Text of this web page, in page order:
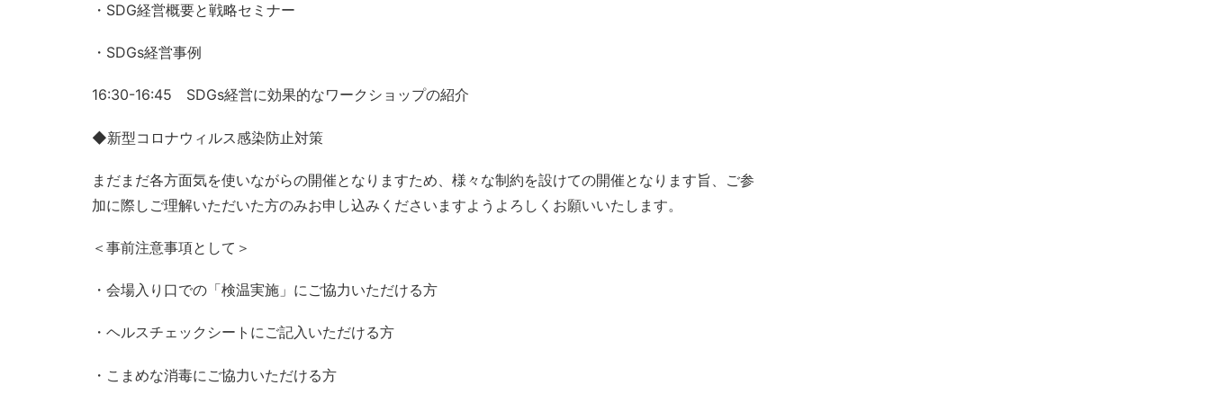
・SDG経営概要と戦略セミナー
・SDGs経営事例
16:30-16:45 SDGs経営に効果的なワークショップの紹介
◆新型コロナウィルス感染防止対策
まだまだ各方面気を使いながらの開催となりますため、様々な制約を設けての開催となります旨、ご参
加に際しご理解いただいた方のみお申し込みくださいますようよろしくお願いいたします。
＜事前注意事項として＞
・会場入り口での「検温実施」にご協力いただける方
・ヘルスチェックシートにご記入いただける方
・こまめな消毒にご協力いただける方